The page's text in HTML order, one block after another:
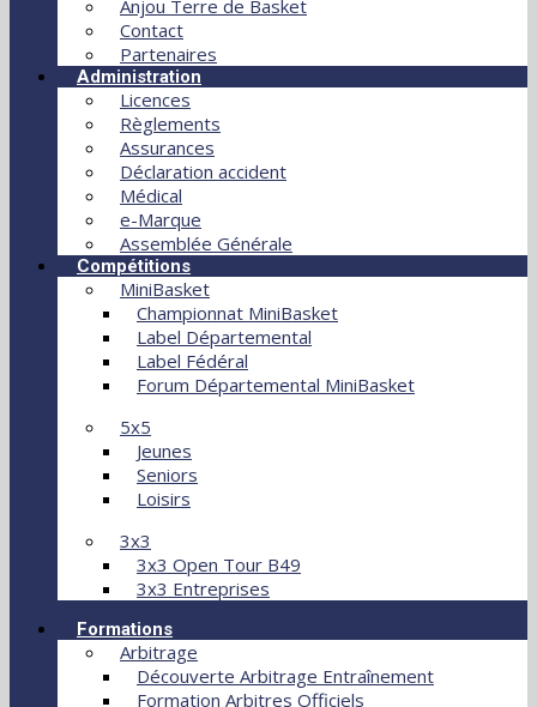
Anjou Terre de Basket
Contact
Partenaires
Administration
Licences
Règlements
Assurances
Déclaration accident
Médical
e-Marque
Assemblée Générale
Compétitions
MiniBasket
Championnat MiniBasket
Label Départemental
Label Fédéral
Forum Départemental MiniBasket
5x5
Jeunes
Seniors
Loisirs
3x3
3x3 Open Tour B49
3x3 Entreprises
Formations
Arbitrage
Découverte Arbitrage Entraînement
Formation Arbitres Officiels